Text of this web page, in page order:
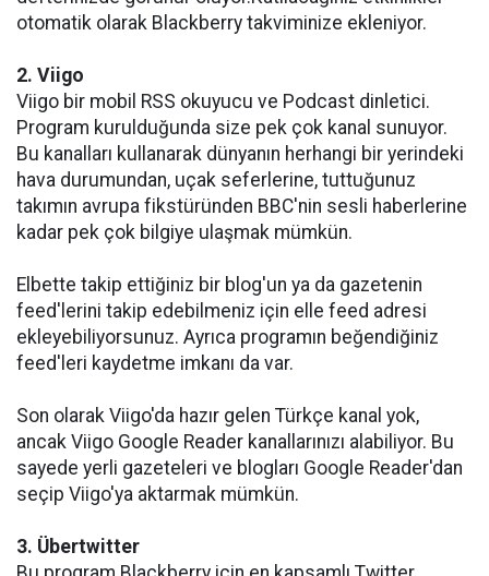
otomatik olarak Blackberry takviminize ekleniyor.
2. Viigo
Viigo bir mobil RSS okuyucu ve Podcast dinletici.
Program kurulduğunda size pek çok kanal sunuyor.
Bu kanalları kullanarak dünyanın herhangi bir yerindeki
hava durumundan, uçak seferlerine, tuttuğunuz
takımın avrupa fikstüründen BBC'nin sesli haberlerine
kadar pek çok bilgiye ulaşmak mümkün.
Elbette takip ettiğiniz bir blog'un ya da gazetenin
feed'lerini takip edebilmeniz için elle feed adresi
ekleyebiliyorsunuz. Ayrıca programın beğendiğiniz
feed'leri kaydetme imkanı da var.
Son olarak Viigo'da hazır gelen Türkçe kanal yok,
ancak Viigo Google Reader kanallarınızı alabiliyor. Bu
sayede yerli gazeteleri ve blogları Google Reader'dan
seçip Viigo'ya aktarmak mümkün.
3. Übertwitter